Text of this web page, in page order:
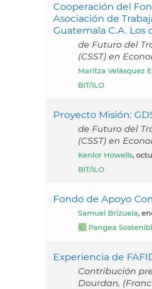
Cooperación del
Asociación de
Guatemala C.A.
de Futuro del
(CSST) en
Maritza Velásquez
BIT/ILO
Proyecto Misión:
de Futuro del
(CSST) en
Kenlor Howells,
BIT/ILO
Fondo de Apoyo
Samuel Brizuela,
Pangea
Experiencia de
Contribución
Dourdan,